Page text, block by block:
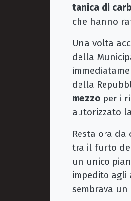
tanica di
che hanno
Una volta
della
della
mezzo per i
autorizzato la
Resta ora
tra il furto
un unico
impedito agli
sembrava